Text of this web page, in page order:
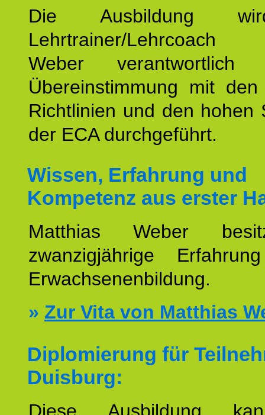
Die Ausbildung
Lehrtrainer/Lehrcoach
Weber
Übereinstimmung mit den
Richtlinien und den hohen
der ECA durchgeführt.
Wissen, Erfahrung und
Kompetenz aus erster
Matthias Weber
zwanzigjährige
Erwachsenenbildung.
» Zur Vita von Matthias
Diplomierung für
Duisburg: